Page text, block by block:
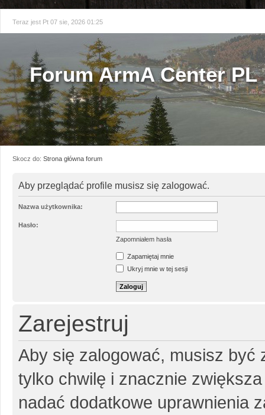
Teraz jest Pt 07 sie, 2026 01:25
Forum ArmA Center PL
Skocz do: Strona główna forum
Aby przeglądać profile musisz się zalogować.
Nazwa użytkownika:
Hasło:
Zapomniałem hasła
Zapamiętaj mnie
Ukryj mnie w tej sesji
Zarejestruj
Aby się zalogować, musisz być
tylko chwilę i znacznie
nadać dodatkowe uprawnienia